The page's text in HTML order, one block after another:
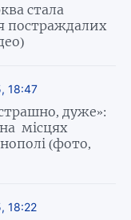
стала
постраждалих
18:47
дуже»:
місцях
(фото,
18:22